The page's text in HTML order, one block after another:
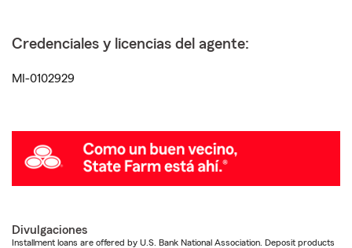
Credenciales y licencias del agente:
MI-0102929
Divulgaciones
Installment loans are offered by U.S. Bank National Association. Deposit products